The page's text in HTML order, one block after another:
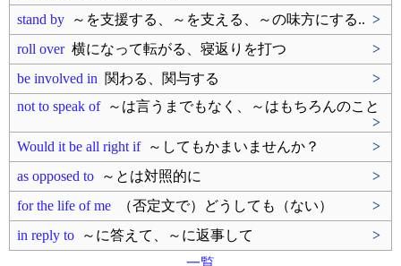
stand by ～を支援する、～を支える、～の味方にする.. >
roll over横になって転がる、寝返りを打つ
>
be involved in 関わる、関与する
>
not to speak of～は言うまでもなく、～はもちろんのこと
>
Would it be all right if～してもかまいませんか？
>
as opposed to ～とは対照的に
>
for the life of me （否定文で）どうしても（ない）
>
in reply to ～に答えて、～に返事して
>
一覧